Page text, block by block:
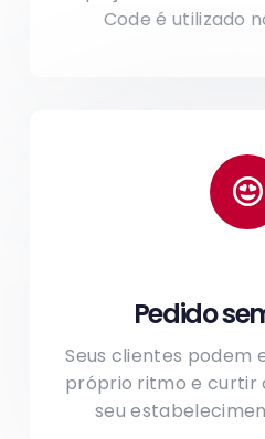
Code é utilizado
Pedido
Seus clientes podem
próprio ritmo e curtir
seu